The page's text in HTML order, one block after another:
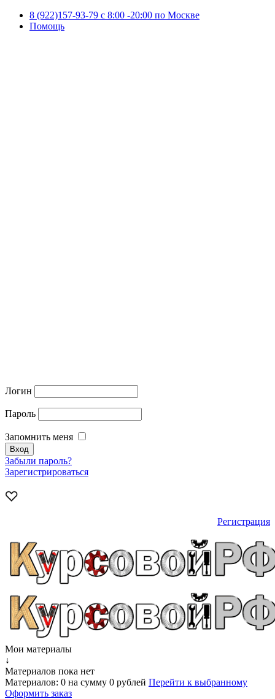
8 (922)157-93-79 c 8:00 -20:00 по Москве
Помощь
Логин
Пароль
Запомнить меня
Забыли пароль?
Зарегистрироваться
Регистрация
Мои материалы
↓
Материалов пока нет
Материалов: 0 на сумму 0 рублей Перейти к выбранному
Оформить заказ